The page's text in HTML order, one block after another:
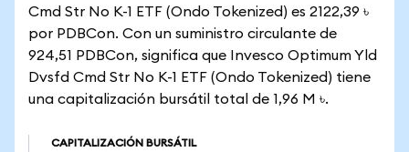
Cmd Str No K-1 ETF (Ondo Tokenized) es 2122,39 ৳
por PDBCon. Con un suministro circulante de
924,51 PDBCon, significa que Invesco Optimum Yld
Dvsfd Cmd Str No K-1 ETF (Ondo Tokenized) tiene
una capitalización bursátil total de 1,96 M ৳.
CAPITALIZACIÓN BURSÁTIL